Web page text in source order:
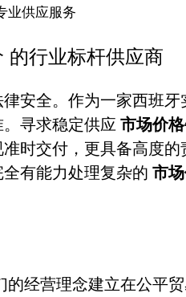
业供应服务
的行业标杆供应商
安全。作为一家西班
寻求稳定供应 市场价
时交付，更具备高度的
有能力处理复杂的 市
经营理念建立在公平贸